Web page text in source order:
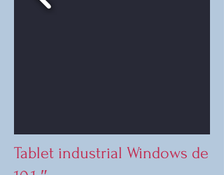
Tablet industrial Windows de